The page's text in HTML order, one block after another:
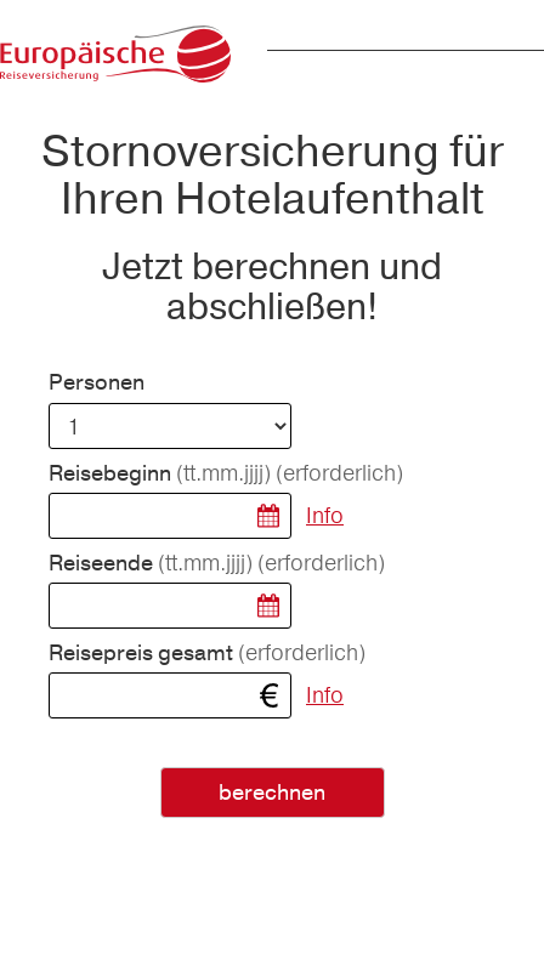
Stornoversicherung für
Ihren Hotelaufenthalt
Jetzt berechnen und
abschließen!
Personen
Reisebeginn (tt.mm.jjjj) (erforderlich)
Info
Reiseende (tt.mm.jjjj) (erforderlich)
Reisepreis gesamt (erforderlich)
Info
berechnen